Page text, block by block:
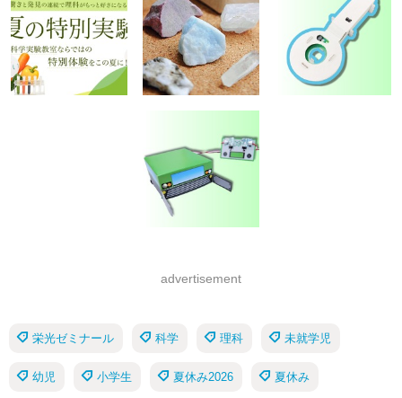
advertisement
栄光ゼミナール 科学 理科 未就学児
幼児 小学生 夏休み2026 夏休み